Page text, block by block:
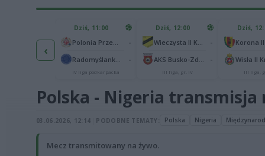
‹
Polonia Warszawa 1
Chorzów 1
Dziś, 11:00
IV liga podkarpacka
Dziś, 12:00
III liga, gr. IV
Dziś,
Korona
Wisła II
III liga,
Polska - Nigeria transmisja
03.06.2026, 12:14 PODOBNE TEMATY: Polska Nigeria
Mecz transmitowany na żywo.